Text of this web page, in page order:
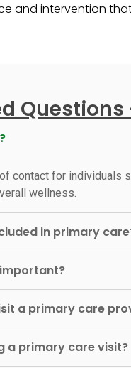
and intervention
contact for individuals
wellness.
in primary
a primary care
a primary care visit?